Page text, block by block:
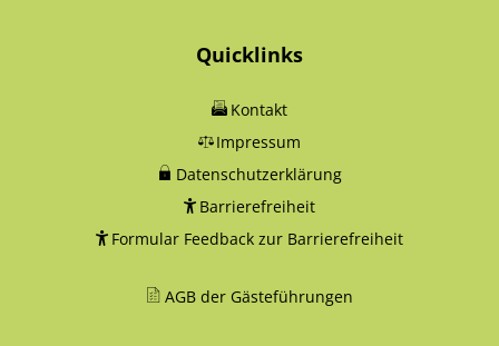
Quicklinks
Kontakt
Impressum
Datenschutzerklärung
Barrierefreiheit
Formular Feedback zur Barrierefreiheit
AGB der Gästeführungen